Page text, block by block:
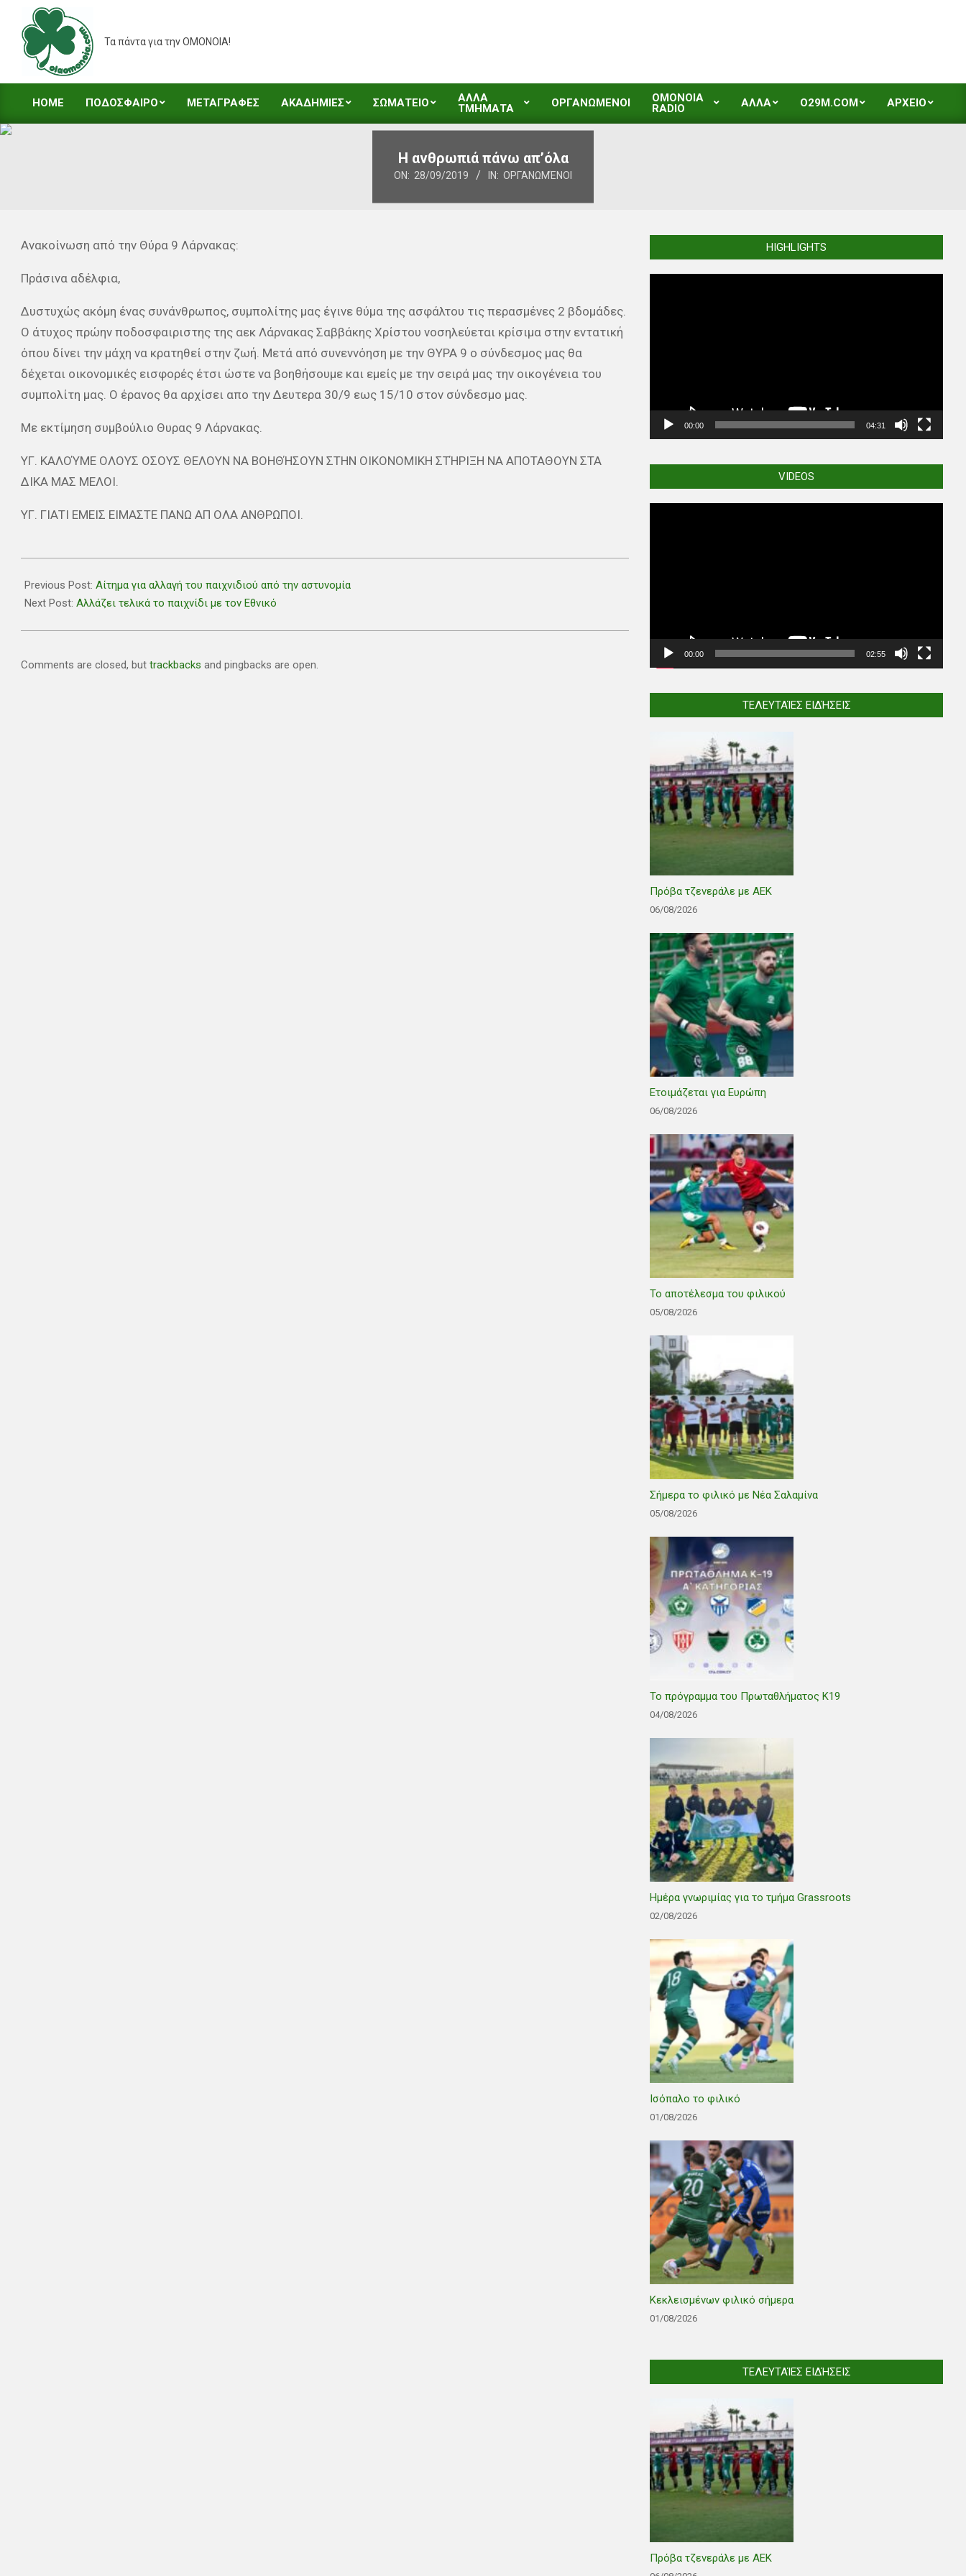
content
Τα πάντα για την ΟΜΟΝΟΙΑ!
HOME ΠΟΔΟΣΦΑΙΡΟ ΜΕΤΑΓΡΑΦΕΣ ΑΚΑΔΗΜΙΕΣ ΣΩΜΑΤΕΙΟ
ΑΛΛΑ
ΤΜΗΜΑΤΑ
ΟΡΓΑΝΩΜΕΝΟΙ
OMONOIA
RADIO
ΑΛΛΑ O29M.COM ΑΡΧΕΙΟ
Η ανθρωπιά πάνω απ’όλα
ON: 28/09/2019 IN: ΟΡΓΑΝΩΜΈΝΟΙ
Ανακοίνωση από την Θύρα 9 Λάρνακας:
Πράσινα αδέλφια,
Δυστυχώς ακόμη ένας συνάνθρωπος, συμπολίτης μας έγινε θύμα της ασφάλτου τις περασμένες 2 βδομάδες.
Ο άτυχος πρώην ποδοσφαιριστης της αεκ Λάρνακας Σαββάκης Χρίστου νοσηλεύεται κρίσιμα στην εντατική
όπου δίνει την μάχη να κρατηθεί στην ζωή. Μετά από συνεννόηση με την ΘΥΡΑ 9 ο σύνδεσμος μας θα
δέχεται οικονομικές εισφορές έτσι ώστε να βοηθήσουμε και εμείς με την σειρά μας την οικογένεια του
συμπολίτη μας. Ο έρανος θα αρχίσει απο την Δευτερα 30/9 εως 15/10 στον σύνδεσμο μας.
Με εκτίμηση συμβούλιο Θυρας 9 Λάρνακας.
ΥΓ. ΚΑΛΟΎΜΕ ΟΛΟΥΣ ΟΣΟΥΣ ΘΕΛΟΥΝ ΝΑ ΒΟΗΘΉΣΟΥΝ ΣΤΗΝ ΟΙΚΟΝΟΜΙΚΗ ΣΤΉΡΙΞΗ ΝΑ ΑΠΟΤΑΘΟΥΝ ΣΤΑ
ΔΙΚΑ ΜΑΣ ΜΕΛΟΙ.
ΥΓ. ΓΙΑΤΙ ΕΜΕΙΣ ΕΙΜΑΣΤΕ ΠΑΝΩ ΑΠ ΟΛΑ ΑΝΘΡΩΠΟΙ.
09-
28
Previous Post: Αίτημα για αλλαγή του παιχνιδιού από την αστυνομία
Next Post: Αλλάζει τελικά το παιχνίδι με τον Εθνικό
Comments are closed, but trackbacks and pingbacks are open.
HIGHLIGHTS
00:00 04:31
VIDEOS
00:00 02:55
ΤΕΛΕΥΤΑΊΕΣ ΕΙΔΉΣΕΙΣ
Πρόβα τζενεράλε με ΑΕΚ
06/08/2026
Ετοιμάζεται για Ευρώπη
06/08/2026
Το αποτέλεσμα του φιλικού
05/08/2026
Σήμερα το φιλικό με Νέα Σαλαμίνα
05/08/2026
Το πρόγραμμα του Πρωταθλήματος Κ19
04/08/2026
Ημέρα γνωριμίας για το τμήμα Grassroots
02/08/2026
Ισόπαλο το φιλικό
01/08/2026
Κεκλεισμένων φιλικό σήμερα
01/08/2026
ΤΕΛΕΥΤΑΊΕΣ ΕΙΔΉΣΕΙΣ
Πρόβα τζενεράλε με ΑΕΚ